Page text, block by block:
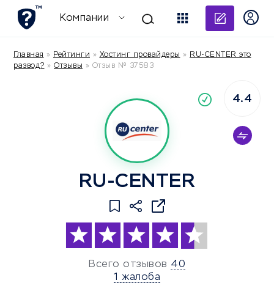
Компании
Главная » Рейтинги » Хостинг провайдеры » RU-CENTER это
развод? » Отзывы » Отзыв № 37583
RU-CENTER
Всего отзывов 40
1 жалоба
4.4